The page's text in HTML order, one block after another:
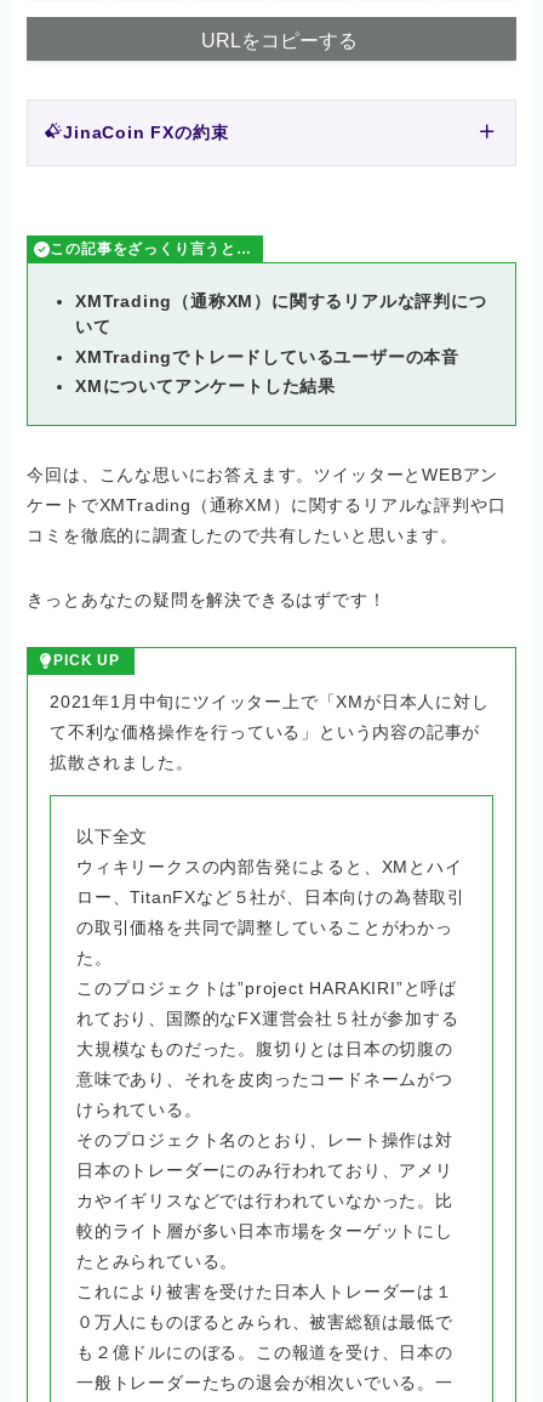
URLをコピーする
JinaCoin FXの約束
この記事をざっくり言うと…
XMTrading（通称XM）に関するリアルな評判につ
いて
XMTradingでトレードしているユーザーの本音
XMについてアンケートした結果
今回は、こんな思いにお答えます。ツイッターとWEBアン
ケートでXMTrading（通称XM）に関するリアルな評判や口
コミを徹底的に調査したので共有したいと思います。
きっとあなたの疑問を解決できるはずです！
PICK UP
2021年1月中旬にツイッター上で「XMが日本人に対し
て不利な価格操作を行っている」という内容の記事が
拡散されました。
以下全文
ウィキリークスの内部告発によると、XMとハイ
ロー、TitanFXなど５社が、日本向けの為替取引
の取引価格を共同で調整していることがわかっ
た。
このプロジェクトは”project HARAKIRI”と呼ば
れており、国際的なFX運営会社５社が参加する
大規模なものだった。腹切りとは日本の切腹の
意味であり、それを皮肉ったコードネームがつ
けられている。
そのプロジェクト名のとおり、レート操作は対
日本のトレーダーにのみ行われており、アメリ
カやイギリスなどでは行われていなかった。比
較的ライト層が多い日本市場をターゲットにし
たとみられている。
これにより被害を受けた日本人トレーダーは１
０万人にものぼるとみられ、被害総額は最低で
も２億ドルにのぼる。この報道を受け、日本の
一般トレーダーたちの退会が相次いでいる。一